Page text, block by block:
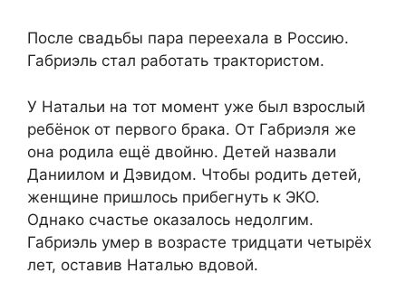
После свадьбы пара переехала в Россию.
Габриэль стал работать трактористом.
У Натальи на тот момент уже был взрослый
ребёнок от первого брака. От Габриэля же
она родила ещё двойню. Детей назвали
Даниилом и Дэвидом. Чтобы родить детей,
женщине пришлось прибегнуть к ЭКО.
Однако счастье оказалось недолгим.
Габриэль умер в возрасте тридцати четырёх
лет, оставив Наталью вдовой.